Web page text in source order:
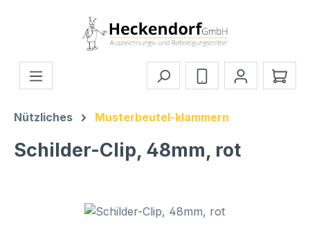
Zum Hauptinhalt springen
Nützliches Musterbeutel-klammern
Schilder-Clip, 48mm, rot
Bildergalerie überspringen